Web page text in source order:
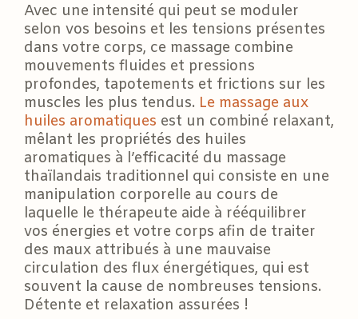
Avec une intensité qui peut se moduler
selon vos besoins et les tensions présentes
dans votre corps, ce massage combine
mouvements fluides et pressions
profondes, tapotements et frictions sur les
muscles les plus tendus. Le massage aux
huiles aromatiques est un combiné relaxant,
mêlant les propriétés des huiles
aromatiques à l’efficacité du massage
thaïlandais traditionnel qui consiste en une
manipulation corporelle au cours de
laquelle le thérapeute aide à rééquilibrer
vos énergies et votre corps afin de traiter
des maux attribués à une mauvaise
circulation des flux énergétiques, qui est
souvent la cause de nombreuses tensions.
Détente et relaxation assurées !